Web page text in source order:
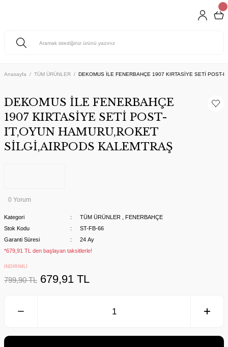
Anasayfa TÜM ÜRÜNLER DEKOMUS İLE FENERBAHÇE 1907 KIRTASİYE SETİ POST-
DEKOMUS İLE FENERBAHÇE
1907 KIRTASİYE SETİ POST-
IT,OYUN HAMURU,ROKET
SİLGİ,AIRPODS KALEMTRAŞ
0 Yorum
Kategori TÜM ÜRÜNLER
FENERBAHÇE
Stok Kodu
ST-FB-66
Garanti Süresi
24 Ay
*679,91 TL den başlayan taksitlerle!
İNDİRİMLİ
799,90 TL 679,91 TL